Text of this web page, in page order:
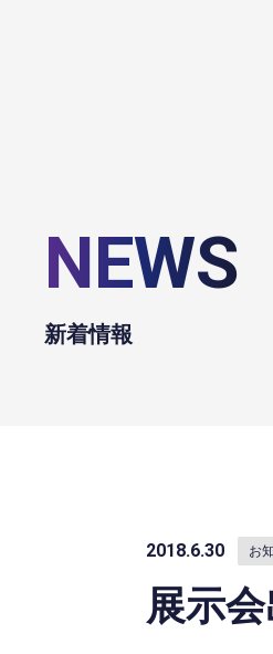
NEWS
新着情報
2018.6.30 お
展示